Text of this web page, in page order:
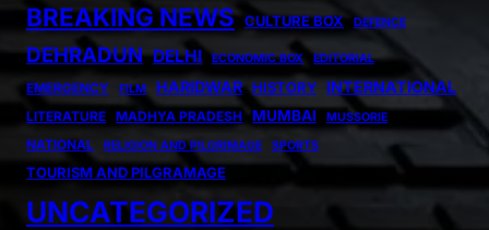
BREAKING NEWS CULTURE BOX DEFENCE
DEHRADUN DELHI ECONOMIC BOX EDITORIAL
EMERGENCY FILM HARIDWAR HISTORY INTERNATIONAL
LITERATURE MADHYA PRADESH MUMBAI MUSSORIE
NATIONAL RELIGION AND PILGRIMAGE SPORTS
TOURISM AND PILGRAMAGE
UNCATEGORIZED